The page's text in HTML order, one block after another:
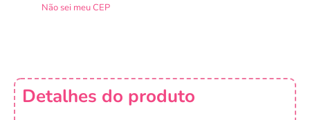
Não sei meu CEP
Detalhes do produto